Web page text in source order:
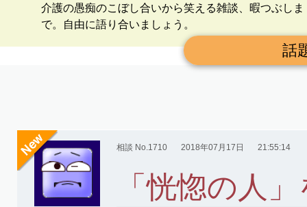
介護の愚痴のこぼし合いから笑える雑談、暇つぶしま
で。自由に語り合いましょう。
話
相談 No.1710 2018年07月17日 21:55:14
「恍惚の人